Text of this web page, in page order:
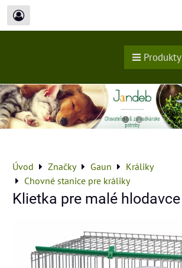
Produkty
Úvod Značky Gaun
Králiky
Chovné stanice pre králiky
Klietka pre malé hlodavce